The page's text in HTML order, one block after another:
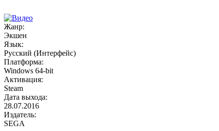
Жанр:
Экшен
Язык:
Русский (Интерфейс)
Платформа:
Windows 64-bit
Активация:
Steam
Дата выхода:
28.07.2016
Издатель:
SEGA